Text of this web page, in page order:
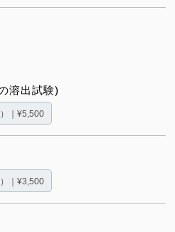
溶出試験)
）｜¥5,500
）｜¥3,500